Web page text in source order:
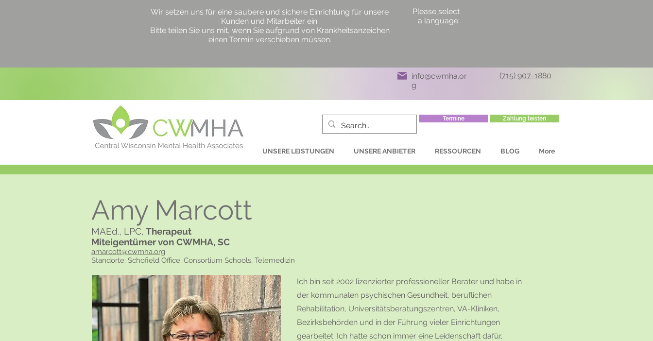
Wir setzen uns für eine saubere und sichere Einrichtung für unsere
Kunden und Mitarbeiter ein.
Bitte teilen Sie uns mit, wenn Sie aufgrund von Krankheitsanzeichen
einen Termin verschieben müssen.
Please select
a language:
info@cwmha.or
g
(715) 907-1880
Termine Zahlung leisten
UNSERE LEISTUNGEN UNSERE ANBIETER RESSOURCEN BLOG More
Amy Marcott
MAEd., LPC, Therapeut
Miteigentümer von CWMHA, SC
amarcott@cwmha.org
Standorte: Schofield Office, Consortium Schools, Telemedizin
Ich bin seit 2002 lizenzierter professioneller Berater und habe in
der kommunalen psychischen Gesundheit, beruflichen
Rehabilitation, Universitätsberatungszentren, VA-Kliniken,
Bezirksbehörden und in der Führung vieler Einrichtungen
gearbeitet. Ich hatte schon immer eine Leidenschaft dafür,